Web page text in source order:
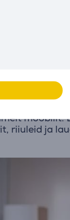
vaid paari
kasulik
kergelt igat
mööblilt.
riiuleid ja